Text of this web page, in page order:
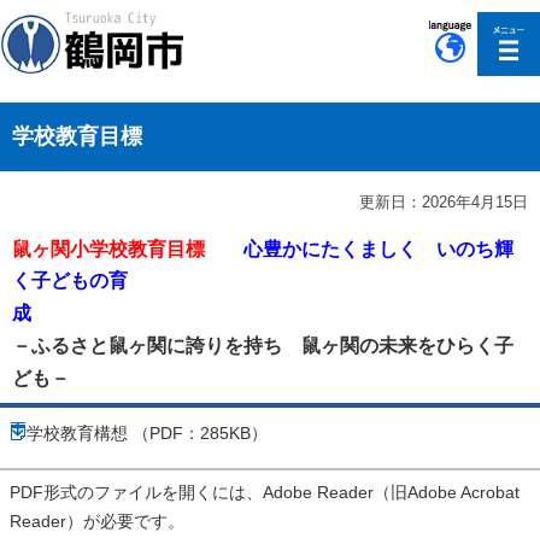
学校教育目標
更新日：2026年4月15日
鼠ヶ関小学校教育目標
心豊かにたくましく いのち輝
く子どもの育
成
－ふるさと鼠ヶ関に誇りを持ち 鼠ヶ関の未来をひらく子
ども－
学校教育構想 （PDF：285KB）
PDF形式のファイルを開くには、Adobe Reader（旧Adobe Acrobat
Reader）が必要です。